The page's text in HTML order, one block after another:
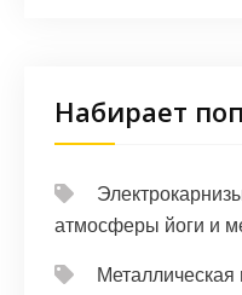
Набирает
атмосферы йоги и